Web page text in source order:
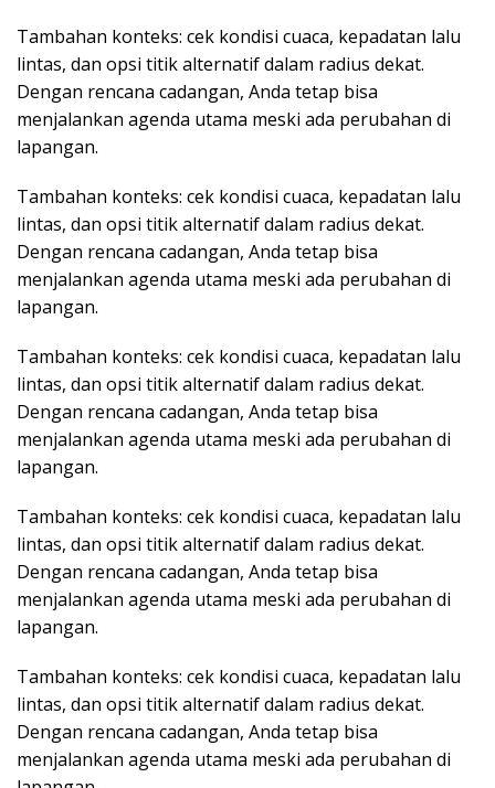
Tambahan konteks: cek kondisi cuaca, kepadatan lalu
lintas, dan opsi titik alternatif dalam radius dekat.
Dengan rencana cadangan, Anda tetap bisa
menjalankan agenda utama meski ada perubahan di
lapangan.
Tambahan konteks: cek kondisi cuaca, kepadatan lalu
lintas, dan opsi titik alternatif dalam radius dekat.
Dengan rencana cadangan, Anda tetap bisa
menjalankan agenda utama meski ada perubahan di
lapangan.
Tambahan konteks: cek kondisi cuaca, kepadatan lalu
lintas, dan opsi titik alternatif dalam radius dekat.
Dengan rencana cadangan, Anda tetap bisa
menjalankan agenda utama meski ada perubahan di
lapangan.
Tambahan konteks: cek kondisi cuaca, kepadatan lalu
lintas, dan opsi titik alternatif dalam radius dekat.
Dengan rencana cadangan, Anda tetap bisa
menjalankan agenda utama meski ada perubahan di
lapangan.
Tambahan konteks: cek kondisi cuaca, kepadatan lalu
lintas, dan opsi titik alternatif dalam radius dekat.
Dengan rencana cadangan, Anda tetap bisa
menjalankan agenda utama meski ada perubahan di